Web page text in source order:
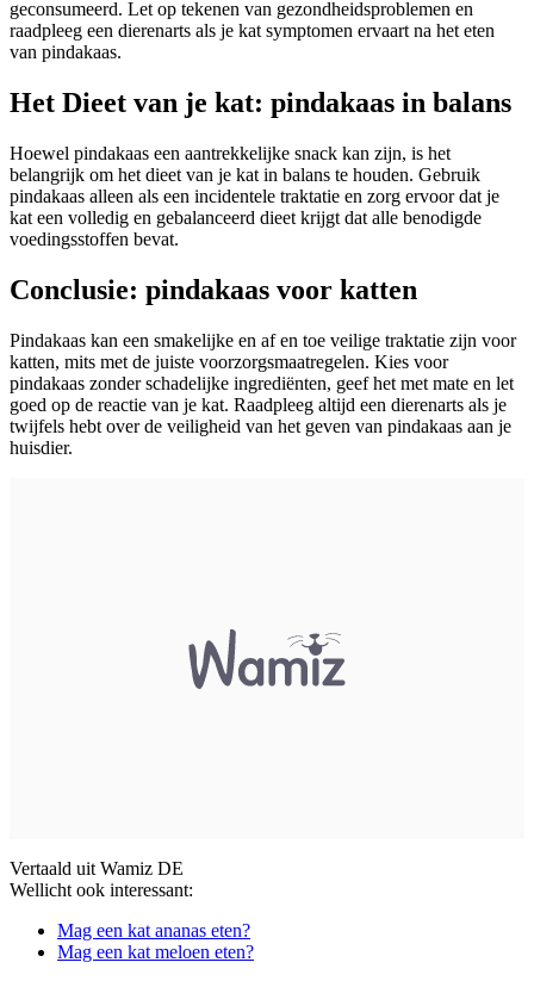
geconsumeerd. Let op tekenen van gezondheidsproblemen en
raadpleeg een dierenarts als je kat symptomen ervaart na het eten
van pindakaas.
Het Dieet van je kat: pindakaas in balans
Hoewel pindakaas een aantrekkelijke snack kan zijn, is het
belangrijk om het dieet van je kat in balans te houden. Gebruik
pindakaas alleen als een incidentele traktatie en zorg ervoor dat je
kat een volledig en gebalanceerd dieet krijgt dat alle benodigde
voedingsstoffen bevat.
Conclusie: pindakaas voor katten
Pindakaas kan een smakelijke en af en toe veilige traktatie zijn voor
katten, mits met de juiste voorzorgsmaatregelen. Kies voor
pindakaas zonder schadelijke ingrediënten, geef het met mate en let
goed op de reactie van je kat. Raadpleeg altijd een dierenarts als je
twijfels hebt over de veiligheid van het geven van pindakaas aan je
huisdier.
Vertaald uit Wamiz DE
Wellicht ook interessant:
Mag een kat ananas eten?
Mag een kat meloen eten?